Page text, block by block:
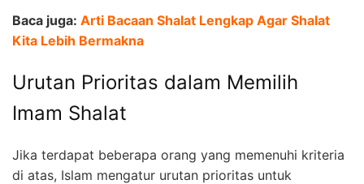
Baca juga: Arti Bacaan Shalat Lengkap Agar Shalat
Kita Lebih Bermakna
Urutan Prioritas dalam Memilih
Imam Shalat
Jika terdapat beberapa orang yang memenuhi kriteria
di atas, Islam mengatur urutan prioritas untuk